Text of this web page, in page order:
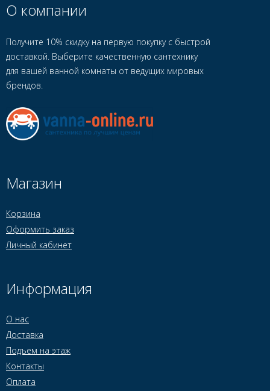
О компании
Получите 10% скидку на первую покупку с быстрой
доставкой. Выберите качественную сантехнику
для вашей ванной комнаты от ведущих мировых
брендов.
Магазин
Корзина
Оформить заказ
Личный кабинет
Информация
О нас
Доставка
Подъем на этаж
Контакты
Оплата